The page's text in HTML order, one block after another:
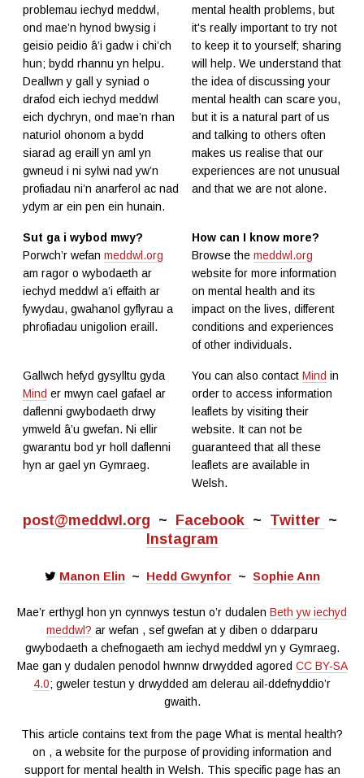
problemau iechyd meddwl,
ond mae’n hynod bwysig i
geisio peidio â’i gadw i chi’ch
hun; bydd rhannu yn helpu.
Deallwn y gall y syniad o
drafod eich iechyd meddwl
eich dychryn, ond mae’n rhan
naturiol ohonom a bydd
siarad ag eraill yn aml yn
gwneud i ni sylwi nad yw’n
profiadau ni’n anarferol ac nad
ydym ar ein pen ein hunain.
mental health problems, but
it's really important to try not
to keep it to yourself; sharing
will help. We understand that
the idea of discussing your
mental health can scare you,
but it is a natural part of us
and talking to others often
makes us realise that our
experiences are not unusual
and that we are not alone.
Sut ga i wybod mwy?
Porwch’r wefan meddwl.org
am ragor o wybodaeth ar
iechyd meddwl a’i effaith ar
fywydau, gwahanol gyflyrau a
phrofiadau unigolion eraill.
How can I know more?
Browse the meddwl.org
website for more information
on mental health and its
impact on the lives, different
conditions and experiences
of other individuals.
Gallwch hefyd gysylltu gyda
Mind er mwyn cael gafael ar
daflenni gwybodaeth drwy
ymweld â’u gwefan. Ni ellir
gwarantu bod yr holl daflenni
hyn ar gael yn Gymraeg.
You can also contact Mind in
order to access information
leaflets by visiting their
website. It can not be
guaranteed that all these
leaflets are available in
Welsh.
post@meddwl.org ~ Facebook ~ Twitter ~
Instagram
Manon Elin~ Hedd Gwynfor~ Sophie Ann
Mae’r erthygl hon yn cynnwys testun o’r dudalen Beth yw iechyd
meddwl? ar wefan , sef gwefan at y diben o ddarparu
gwybodaeth a chefnogaeth am iechyd meddwl yn y Gymraeg.
Mae gan y dudalen penodol hwnnw drwydded agored CC BY-SA
4.0; gweler testun y drwydded am delerau ail-ddefnyddio’r
gwaith.
This article contains text from the page What is mental health?
on , a website for the purpose of providing information and
support for mental health in Welsh. This specific page has an